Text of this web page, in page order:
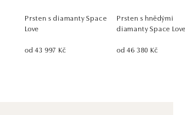
Prsten s diamanty Space
Love
od 43 997 Kč
Prsten s hnědými
diamanty Space
od 46 380 Kč